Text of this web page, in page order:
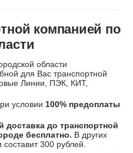
компанией по
области
для Вас транспортной
Линии, ПЭК, КИТ,
условии 100% предоплаты
доставка до транспортной
бесплатно. В других
300 рублей.